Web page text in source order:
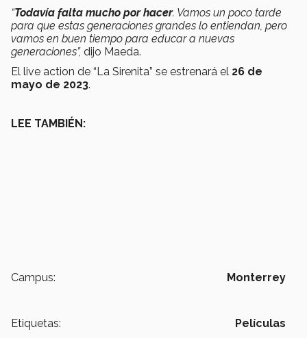
“Todavía falta mucho por hacer. Vamos un poco tarde
para que estas generaciones grandes lo entiendan, pero
vamos en buen tiempo para educar a nuevas
generaciones”, dijo Maeda.
El live action de “La Sirenita” se estrenará el 26 de
mayo de 2023.
LEE TAMBIÉN:
Campus: Monterrey
Etiquetas: Películas